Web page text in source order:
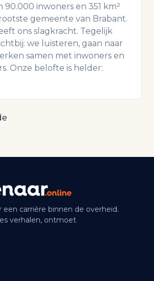
90.000 inwoners en 351 km²
gemeente van Brabant.
ons slagkracht. Tegelijk
we luisteren, gaan naar
samen met inwoners en
Onze belofte is helder:
carrière binnen de overheid.
verhalen, ontmoet